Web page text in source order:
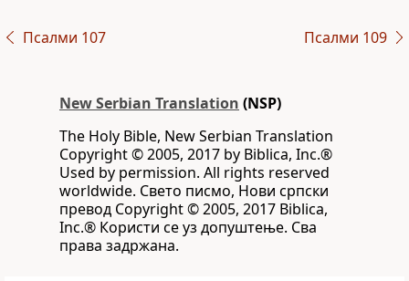
Псалми 107 Псалми 109
New Serbian Translation (NSP)
The Holy Bible, New Serbian Translation
Copyright © 2005, 2017 by Biblica, Inc.®
Used by permission. All rights reserved
worldwide. Свето писмо, Нови српски
превод Copyright © 2005, 2017 Biblica,
Inc.® Користи се уз допуштење. Сва
права задржана.